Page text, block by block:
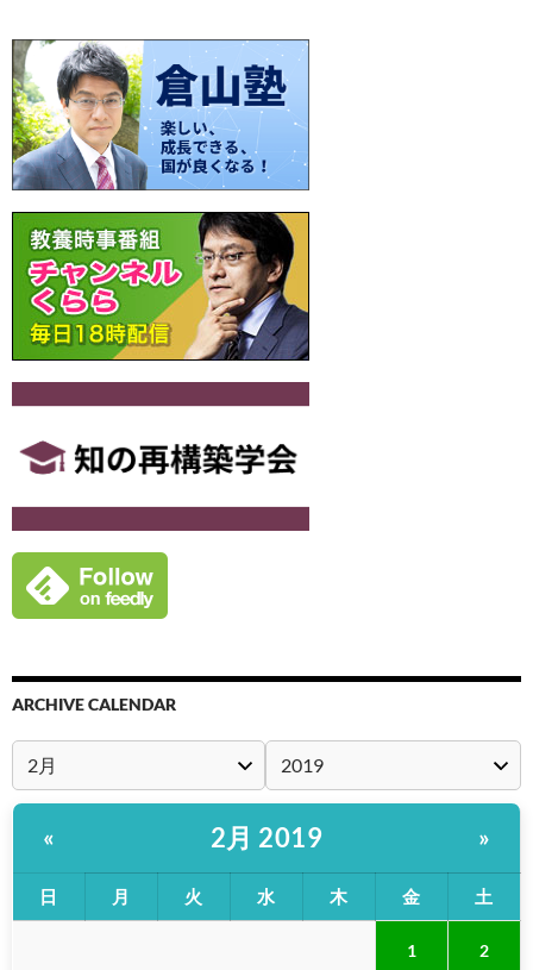
ゲ
ー
シ
ョ
ン
ARCHIVE CALENDAR
« 2月 2019 »
日 月 火 水 木 金 土
1 2